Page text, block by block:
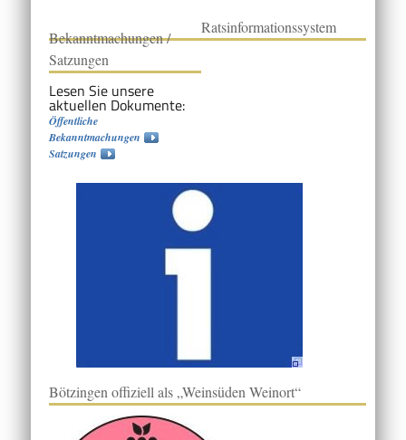
Bekanntmachungen /
Satzungen
Lesen Sie unsere
aktuellen Dokumente:
Öffentliche
Bekanntmachungen
Satzungen
Ratsinformationssystem
Bötzingen offiziell als „Weinsüden Weinort“